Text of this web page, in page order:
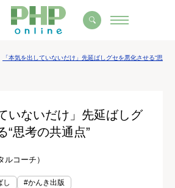
「本気を出していないだけ」先延ばしグセを悪化させる“思
いないだけ」先延ばしグ
“思考の共通点”
ルコーチ）
し #かんき出版